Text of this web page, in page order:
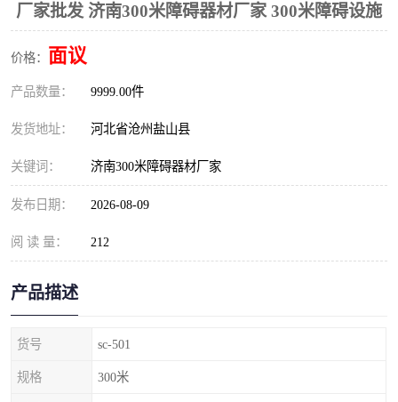
厂家批发 济南300米障碍器材厂家 300米障碍设施
价格： 面议
产品数量： 9999.00件
发货地址： 河北省沧州盐山县
关键词： 济南300米障碍器材厂家
发布日期： 2026-08-09
阅 读 量： 212
产品描述
货号 sc-501
规格 300米